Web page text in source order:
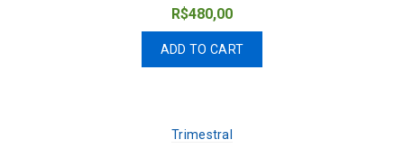
R$480,00
ADD TO CART
Trimestral